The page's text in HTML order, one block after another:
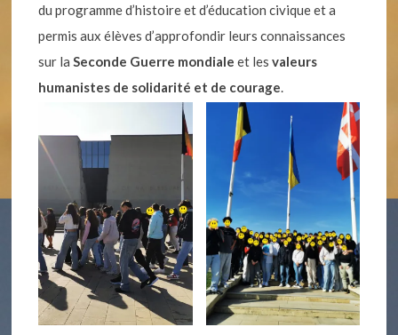
du programme d’histoire et d’éducation civique et a
permis aux élèves d’approfondir leurs connaissances
sur laSeconde Guerre mondiale et lesvaleurs
humanistes de solidarité et de courage.